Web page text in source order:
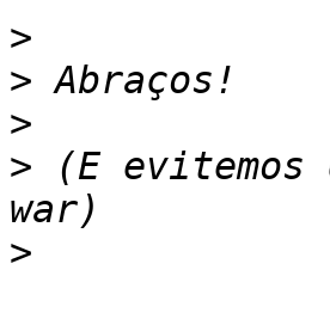
>
>
>
> (E evitemos
>